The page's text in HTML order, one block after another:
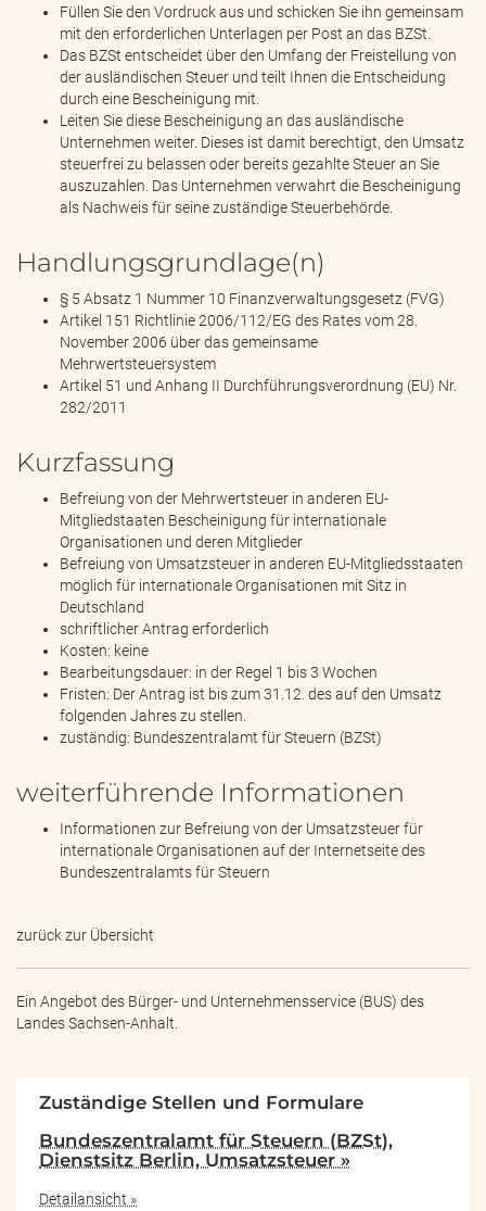
Füllen Sie den Vordruck aus und schicken Sie ihn gemeinsam
mit den erforderlichen Unterlagen per Post an das BZSt.
Das BZSt entscheidet über den Umfang der Freistellung von
der ausländischen Steuer und teilt Ihnen die Entscheidung
durch eine Bescheinigung mit.
Leiten Sie diese Bescheinigung an das ausländische
Unternehmen weiter. Dieses ist damit berechtigt, den Umsatz
steuerfrei zu belassen oder bereits gezahlte Steuer an Sie
auszuzahlen. Das Unternehmen verwahrt die Bescheinigung
als Nachweis für seine zuständige Steuerbehörde.
Handlungsgrundlage(n)
§ 5 Absatz 1 Nummer 10 Finanzverwaltungsgesetz (FVG)
Artikel 151 Richtlinie 2006/112/EG des Rates vom 28.
November 2006 über das gemeinsame
Mehrwertsteuersystem
Artikel 51 und Anhang II Durchführungsverordnung (EU) Nr.
282/2011
Kurzfassung
Befreiung von der Mehrwertsteuer in anderen EU-
Mitgliedstaaten Bescheinigung für internationale
Organisationen und deren Mitglieder
Befreiung von Umsatzsteuer in anderen EU-Mitgliedsstaaten
möglich für internationale Organisationen mit Sitz in
Deutschland
schriftlicher Antrag erforderlich
Kosten: keine
Bearbeitungsdauer: in der Regel 1 bis 3 Wochen
Fristen: Der Antrag ist bis zum 31.12. des auf den Umsatz
folgenden Jahres zu stellen.
zuständig: Bundeszentralamt für Steuern (BZSt)
weiterführende Informationen
Informationen zur Befreiung von der Umsatzsteuer für
internationale Organisationen auf der Internetseite des
Bundeszentralamts für Steuern
zurück zur Übersicht
Ein Angebot des Bürger- und Unternehmensservice (BUS) des
Landes Sachsen-Anhalt.
Zuständige Stellen und Formulare
Bundeszentralamt für Steuern (BZSt),
Dienstsitz Berlin, Umsatzsteuer »
Detailansicht »